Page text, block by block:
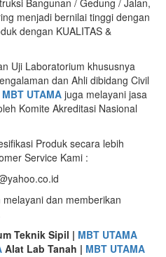
menjadi bernilai tinggi dengan
dengan KUALITAS &
Uji Laboratorium khususnya
dan Ahli dibidang Civil
MBT UTAMA juga melayani jasa
Komite Akreditasi Nasional
Produk secara lebih
Service Kami :
dan memberikan
Teknik Sipil | MBT UTAMA
Alat Lab Tanah | MBT UTAMA